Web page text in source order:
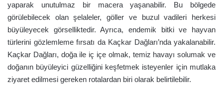
yaparak unutulmaz bir macera yaşanabilir. Bu bölgede
görülebilecek olan şelaleler, göller ve buzul vadileri herkesi
büyüleyecek görselliktedir. Ayrıca, endemik bitki ve hayvan
türlerini gözlemleme fırsatı da Kaçkar Dağları’nda yakalanabilir.
Kaçkar Dağları, doğa ile iç içe olmak, temiz havayı solumak ve
doğanın büyüleyici güzelliğini keşfetmek isteyenler için mutlaka
ziyaret edilmesi gereken rotalardan biri olarak belirtilebilir.